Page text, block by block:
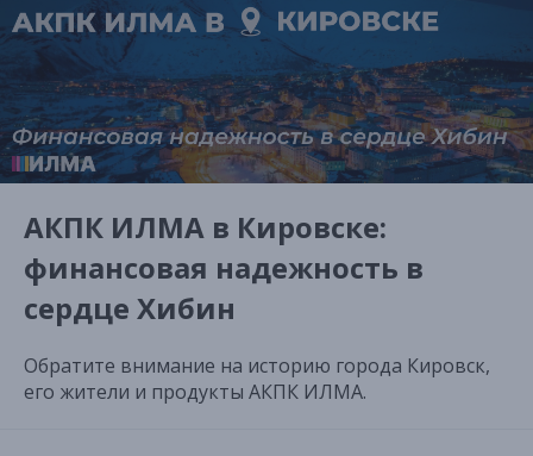
АКПК ИЛМА в Кировске:
финансовая надежность в
сердце Хибин
Обратите внимание на историю города Кировск,
его жители и продукты АКПК ИЛМА.